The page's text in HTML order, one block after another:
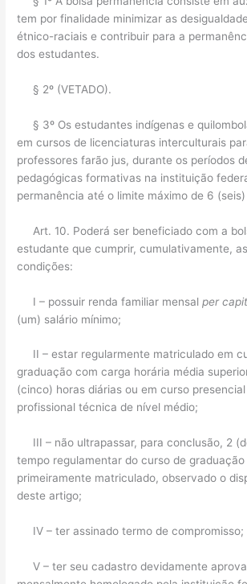
tem por finalidade minimizar as
étnico-raciais e contribuir para a
dos estudantes.
§ 2º (VETADO).
§ 3º Os estudantes indígenas e
em cursos de licenciaturas interculturais
professores farão jus, durante os períodos
pedagógicas formativas na instituição
permanência até o limite máximo de 6
Art. 10. Poderá ser beneficiado com a
estudante que cumprir, cumulativamente,
condições:
I – possuir renda familiar mensalper
(um) salário mínimo;
II – estar regularmente matriculado em
graduação com carga horária média
(cinco) horas diárias ou em curso
profissional técnica de nível médio;
III – não ultrapassar, para conclusão, 2
tempo regulamentar do curso de
primeiramente matriculado, observado o
deste artigo;
IV – ter assinado termo de compromisso;
V – ter seu cadastro devidamente